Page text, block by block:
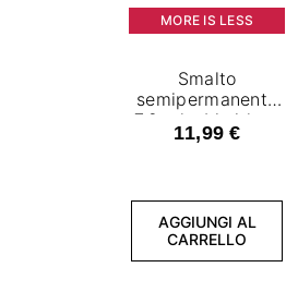
MORE IS LESS
Smalto
semipermanente
7,2 ml - Limitless
Green
11,99 €
AGGIUNGI AL
CARRELLO